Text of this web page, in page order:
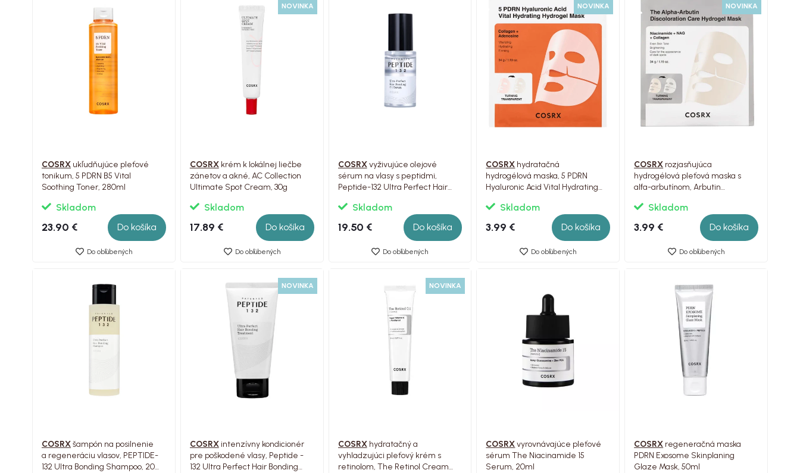
COSRX ukľudňujúce pleťové
tonikum, 5 PDRN B5 Vital
Soothing Toner, 280ml
Skladom
23.90 € Do košíka
Do obľúbených
NOVINKA
COSRXkrém k lokálnej liečbe
zánetov a akné, AC Collection
Ultimate Spot Cream, 30g
Skladom
17.89 € Do košíka
Do obľúbených
COSRXvyživujúce olejové
sérum na vlasy s peptidmi,
Peptide-132 Ultra Perfect Hair
Skladom
19.50 € Do košíka
Do obľúbených
NOVINKA
COSRX hydratačná
hydrogélová maska, 5 PDRN
Hyaluronic Acid Vital Hydrating
Skladom
3.99 € Do košíka
Do obľúbených
NOVINKA
COSRX rozjasňujúca
hydrogélová pleťová maska ​​s
alfa-arbutínom, Arbutin
Skladom
3.99 € Do košíka
Do obľúbených
COSRXšampón na posilnenie
a regeneráciu vlasov, PEPTIDE-
132 Ultra Bonding Shampoo, 200
NOVINKA
COSRXintenzívny kondicionér
pre poškodené vlasy, Peptide -
132 Ultra Perfect Hair Bonding
NOVINKA
COSRXhydratačný a
vyhladzujúci pleťový krém s
retinolom, The Retinol Cream
COSRXvyrovnávajúce pleťové
sérum The Niacinamide 15
Serum, 20ml
COSRX regeneračná maska ​​
PDRN Exosome Skinplaning
Glaze Mask, 50ml